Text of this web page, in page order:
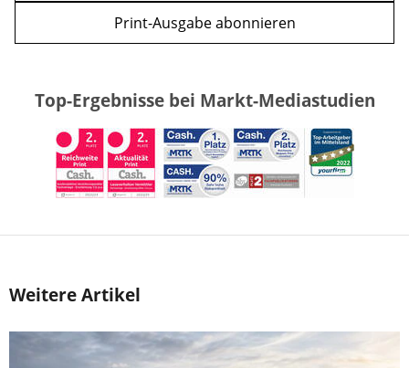
Print-Ausgabe abonnieren
Top-Ergebnisse bei Markt-Mediastudien
Weitere Artikel